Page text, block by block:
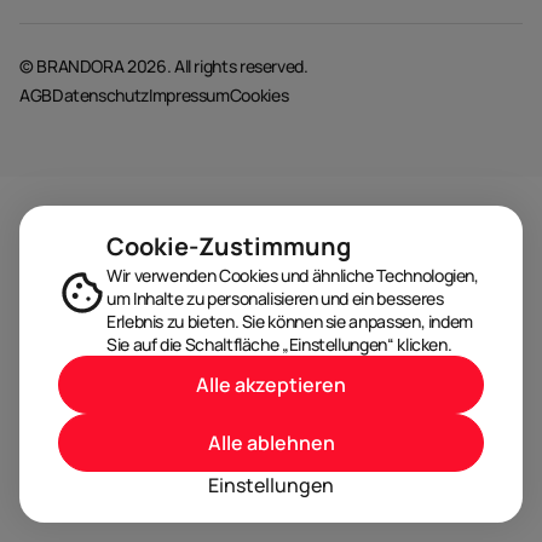
© BRANDORA 2026. All rights reserved.
AGBDatenschutzImpressumCookies
Cookie-Zustimmung
Wir verwenden Cookies und ähnliche Technologien,
um Inhalte zu personalisieren und ein besseres
Erlebnis zu bieten. Sie können sie anpassen, indem
Sie auf die Schaltfläche „Einstellungen“ klicken.
Einstellungen
Alle ablehnen
Alle akzeptieren